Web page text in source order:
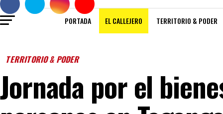
PORTADA EL CALLEJERO TERRITORIO & PODER
TERRITORIO & PODER
Jornada por el